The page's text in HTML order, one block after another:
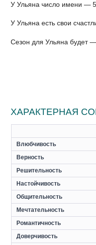
У Ульяна число имени —
У Ульяна есть свои
Сезон для Ульяна будет
ХАРАКТЕРНАЯ
Влюбчивость
Верность
Решительность
Настойчивость
Общительность
Мечтательность
Романтичность
Доверчивость